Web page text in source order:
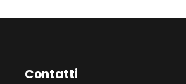
Contatti